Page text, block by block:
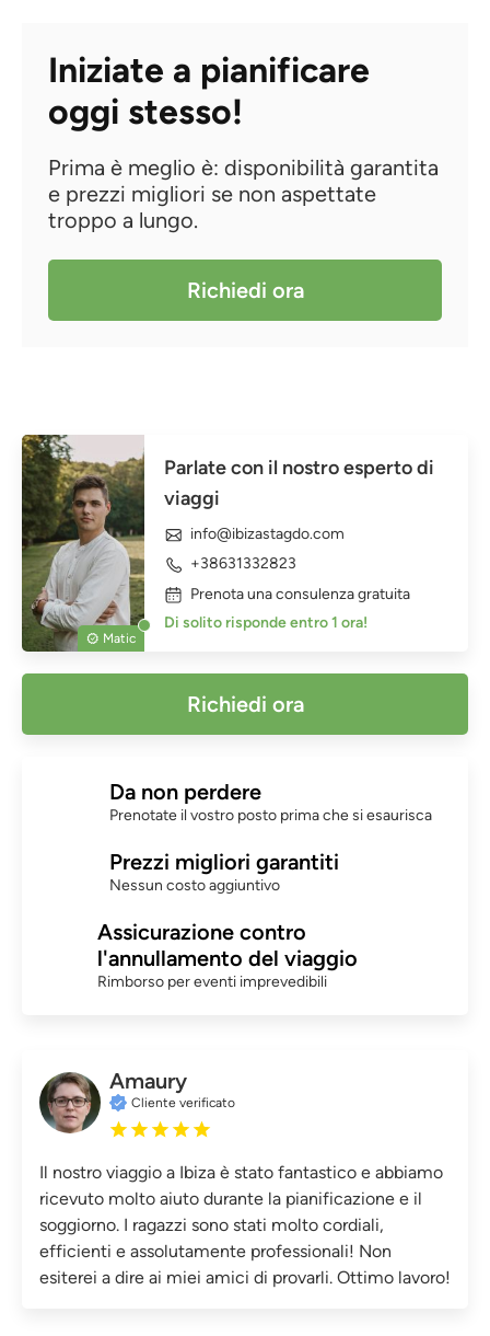
Iniziate a pianificare
oggi stesso!
Prima è meglio è: disponibilità garantita
e prezzi migliori se non aspettate
troppo a lungo.
Richiedi ora
Matic
Parlate con il nostro esperto di
viaggi
info@ibizastagdo.com
+38631332823
Prenota una consulenza gratuita
Di solito risponde entro 1 ora!
Richiedi ora
Da non perdere
Prenotate il vostro posto prima che si esaurisca
Prezzi migliori garantiti
Nessun costo aggiuntivo
Assicurazione contro
l'annullamento del viaggio
Rimborso per eventi imprevedibili
Amaury
Cliente verificato
Il nostro viaggio a Ibiza è stato fantastico e abbiamo
ricevuto molto aiuto durante la pianificazione e il
soggiorno. I ragazzi sono stati molto cordiali,
efficienti e assolutamente professionali! Non
esiterei a dire ai miei amici di provarli. Ottimo lavoro!